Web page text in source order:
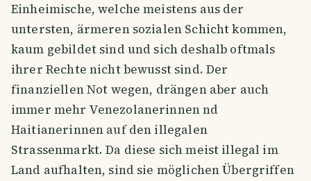
Einheimische, welche meistens aus der
untersten, ärmeren sozialen Schicht kommen,
kaum gebildet sind und sich deshalb oftmals
ihrer Rechte nicht bewusst sind. Der
finanziellen Not wegen, drängen aber auch
immer mehr Venezolanerinnen nd
Haitianerinnen auf den illegalen
Strassenmarkt. Da diese sich meist illegal im
Land aufhalten, sind sie möglichen Übergriffen